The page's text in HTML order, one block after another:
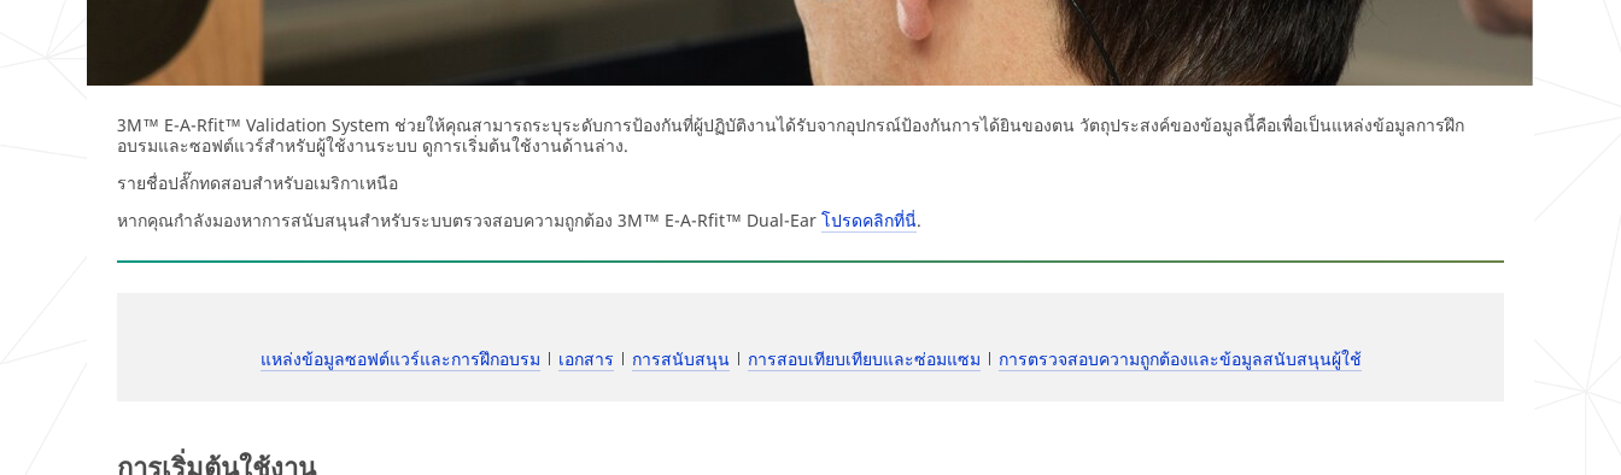
3M™ E-A-Rfit™ Validation System ช่วยให้คุณสามารถระบุระดับการป้องกันที่ผู้ปฏิบัติงานได้รับจากอุปกรณ์ป้องกันการได้ยินของตน วัตถุประสงค์ของข้อมูลนี้คือเพื่อเป็นแหล่งข้อมูลการฝึก
อบรมและซอฟต์แวร์สำหรับผู้ใช้งานระบบ ดูการเริ่มต้นใช้งานด้านล่าง.
รายชื่อปลั๊กทดสอบสำหรับอเมริกาเหนือ
หากคุณกำลังมองหาการสนับสนุนสำหรับระบบตรวจสอบความถูกต้อง 3M™ E-A-Rfit™ Dual-Ear โปรดคลิกที่นี่.
แหล่งข้อมูลซอฟต์แวร์และการฝึกอบรม เอกสาร การสนับสนุน การสอบเทียบเทียบและซ่อมแซม การตรวจสอบความถูกต้องและข้อมูลสนับสนุนผู้ใช้
การเริ่มต้นใช้งาน